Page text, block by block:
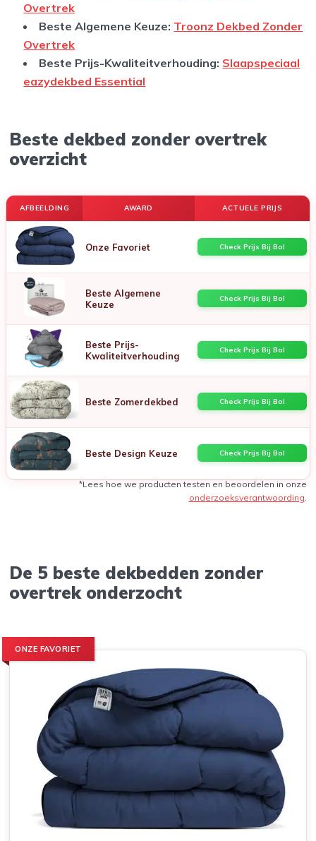
Overtrek
Beste Algemene Keuze: Troonz Dekbed Zonder
Overtrek
Beste Prijs-Kwaliteitverhouding: Slaapspeciaal
eazydekbed Essential
Beste dekbed zonder overtrek
overzicht
AFBEELDING AWARD ACTUELE PRIJS
Onze Favoriet Check Prijs Bij Bol
Beste Algemene
Keuze
Check Prijs Bij Bol
Beste Prijs-
Kwaliteitverhouding
Check Prijs Bij Bol
Beste Zomerdekbed Check Prijs Bij Bol
Beste Design Keuze Check Prijs Bij Bol
*Lees hoe we producten testen en beoordelen in onze
onderzoeksverantwoording
De 5 beste dekbedden zonder
overtrek onderzocht
ONZE FAVORIET